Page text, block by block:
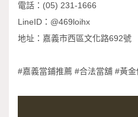
電話：(05) 231-1666
LineID：@469loihx
地址：嘉義市西區文化路692號
#嘉義當鋪推薦 #合法當舖 #黃